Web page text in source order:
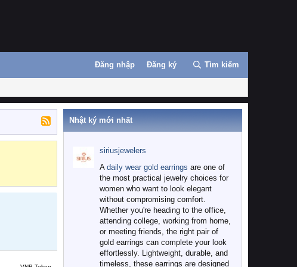
Đăng nhập Đăng ký Tìm kiếm
Nhật ký mới nhất
siriusjewelers
A daily wear gold earrings are one of
the most practical jewelry choices for
women who want to look elegant
without compromising comfort.
Whether you're heading to the office,
attending college, working from home,
or meeting friends, the right pair of
gold earrings can complete your look
effortlessly. Lightweight, durable, and
timeless, these earrings are designed